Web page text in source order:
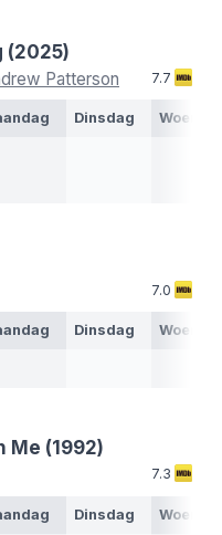
(2025)
Patterson 7.7
Dinsdag
7.0
Dinsdag
Me (1992)
7.3
Dinsdag